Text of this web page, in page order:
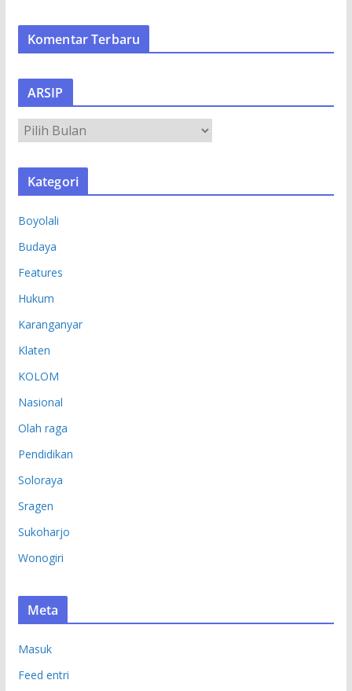
Komentar Terbaru
ARSIP
R
S
Kategori
Boyolali
Budaya
Features
Hukum
Karanganyar
Klaten
KOLOM
Nasional
Olah raga
Pendidikan
Soloraya
Sragen
Sukoharjo
Wonogiri
Meta
Masuk
Feed entri